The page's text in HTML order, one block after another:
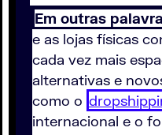
Em outras
e as lojas físicas
cada vez mais
alternativas e
como o
internacional e o